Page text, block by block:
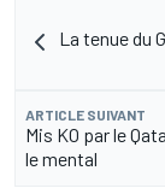
La tenue du
ARTICLE SUIVANT
Mis KO par le
le mental